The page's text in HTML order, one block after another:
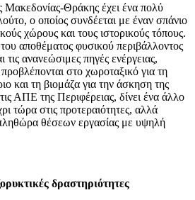
Μακεδονίας-Θράκης έχει ένα πολύ
ο οποίος συνδέεται με έναν σπάνιο
χώρους και τους ιστορικούς τόπους.
αποθέματος φυσικού περιβάλλοντος
ανανεώσιμες πηγές ενέργειας,
στο χωροταξικό για τη
και τη βιομάζα για την άσκηση της
ΑΠΕ της Περιφέρειας, δίνει ένα άλλο
τώρα στις προτεραιότητες, αλλά
θέσεων εργασίας με υψηλή
δραστηριότητες